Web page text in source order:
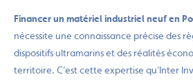
Financer un matériel industriel neuf en
nécessite une connaissance précise des
dispositifs ultramarins et des réalités
territoire. C’est cette expertise qu’Inter